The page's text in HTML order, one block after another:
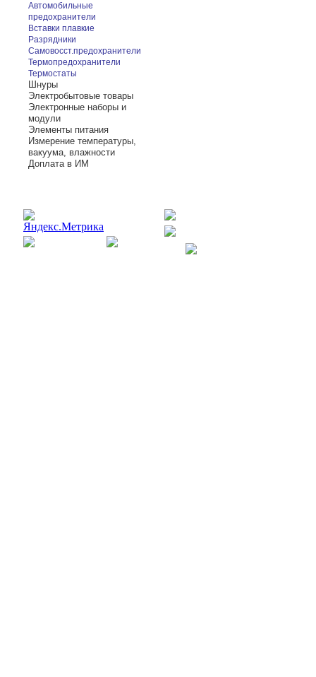
Автомобильные
предохранители
Вставки плавкие
Разрядники
Самовосст.предохранители
Термопредохранители
Термостаты
Шнуры
Электробытовые товары
Электронные наборы и
модули
Элементы питания
Измерение температуры,
вакуума, влажности
Доплата в ИМ